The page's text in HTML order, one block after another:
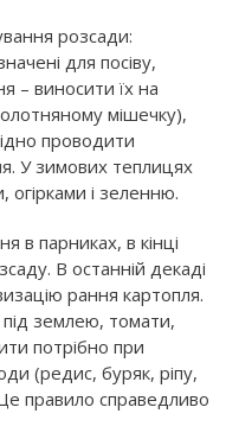
розсади:
для посіву,
– виносити їх на
мішечку),
проводити
У зимових теплицях
і зеленню.
в парниках, в кінці
В останній декаді
рання картопля.
землею, томати,
потрібно при
(редис, буряк, ріпу,
правило справедливо